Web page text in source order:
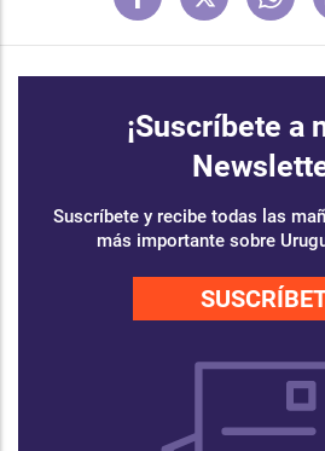
¡Suscríbete a
Suscríbete y recibe todas las
más importante sobre